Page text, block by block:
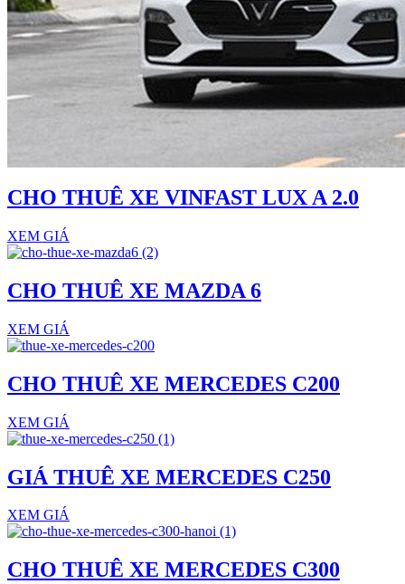
CHO THUÊ XE VINFAST LUX A 2.0
XEM GIÁ
CHO THUÊ XE MAZDA 6
XEM GIÁ
CHO THUÊ XE MERCEDES C200
XEM GIÁ
GIÁ THUÊ XE MERCEDES C250
XEM GIÁ
CHO THUÊ XE MERCEDES C300